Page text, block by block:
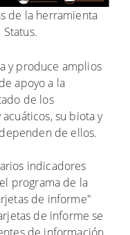
de la herramienta
y produce amplios
apoyo a la
de los
su biota y
de ellos.
indicadores
programa de la
de informe"
de informe se